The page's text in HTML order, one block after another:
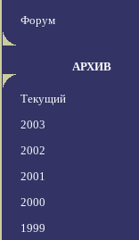
Форум
АРХИВ
Текущий
2003
2002
2001
2000
1999